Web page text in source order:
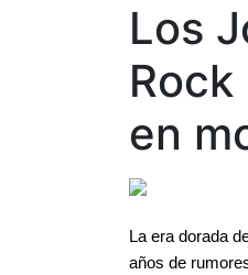
Los
en
La era dorada
años de